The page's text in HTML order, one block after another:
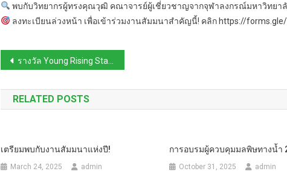
พบกับวิทยากรผู้ทรงคุณวุฒิ คณาจารย์ผู้เชี่ยวชาญจากจุฬาลงกรณ์มหาวิทยา
ลงทะเบียนล่วงหน้า เพื่อเข้าร่วมงานสัมมนาสำคัญนี้! คลิก https://forms.gle/
Post
navigation
รางวัล Young Rising Stars of Science 2568
RELATED POSTS
เตรียมพบกับงานสัมมนาแห่งปี!
March 24, 2025 admin
การอบรมผู้ควบคุมมลพิษทางน้ำ
October 31, 2025 admin